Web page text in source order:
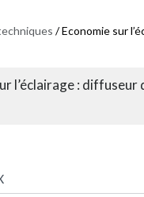
/ Economie sur
l’éclairage : diffuseur